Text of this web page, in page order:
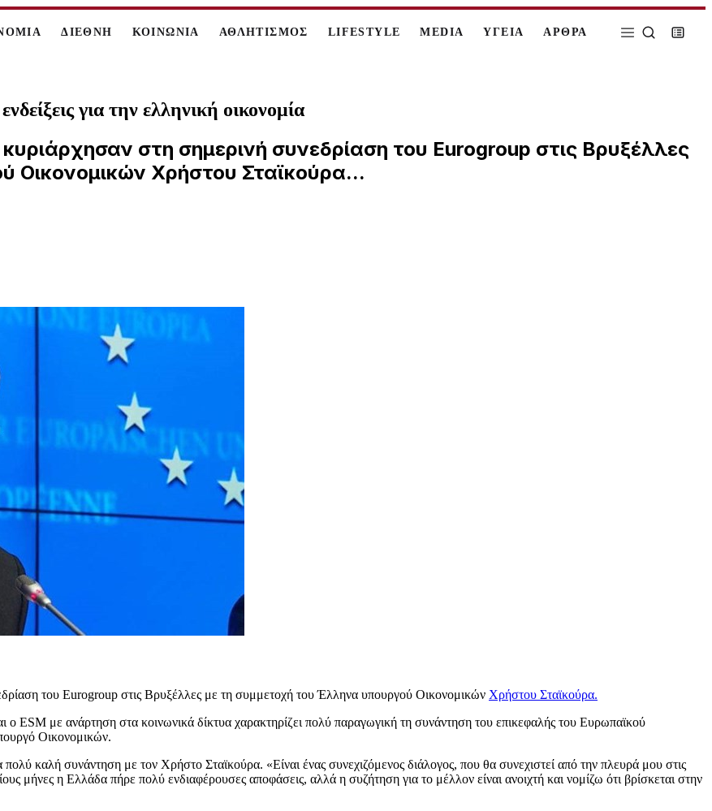
ΔΙΕΘΝΗ ΚΟΙΝΩΝΙΑ ΑΘΛΗΤΙΣΜΟΣ LIFESTYLE MEDIA ΥΓΕΙΑ ΑΡΘΡΑ
για την ελληνική οικονομία
στη σημερινή συνεδρίαση του Eurogroup στις Βρυξέλλες
Οικονομικών Χρήστου Σταϊκούρα...
του Eurogroup στις Βρυξέλλες με τη συμμετοχή του Έλληνα υπουργού Οικονομικών Χρήστου Σταϊκούρα.
ο ESM με ανάρτηση στα κοινωνικά δίκτυα χαρακτηρίζει πολύ παραγωγική τη συνάντηση του επικεφαλής του Ευρωπαϊκού
Οικονομικών.
καλή συνάντηση με τον Χρήστο Σταϊκούρα. «Είναι ένας συνεχιζόμενος διάλογος, που θα συνεχιστεί από την πλευρά μου στις
μήνες η Ελλάδα πήρε πολύ ενδιαφέρουσες αποφάσεις, αλλά η συζήτηση για το μέλλον είναι ανοιχτή και νομίζω ότι βρίσκεται στην